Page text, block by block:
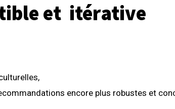
et itérative
encore plus robustes et